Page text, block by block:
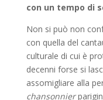
con un tempo di
Non si può non
con quella del
culturale di cui è
decenni forse si
assomigliare alla
chansonnier